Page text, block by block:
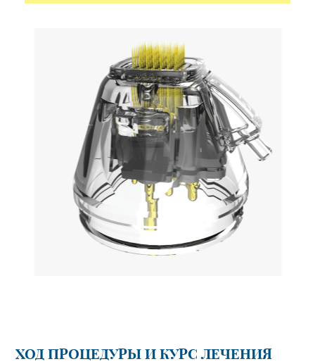
ХОД ПРОЦЕДУРЫ И КУРС ЛЕЧЕНИЯ